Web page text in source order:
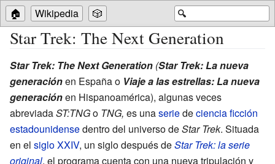
🔍
🏠 Wikipedia 🎲
Star Trek: The Next Generation
Star Trek: The Next Generation (Star Trek: La nueva
generaciónen España o Viaje a las estrellas: La nueva
generaciónen Hispanoamérica), algunas veces
abreviadaST:TNGo TNG, es unaseriedeciencia ficción
estadounidensedentro del universo deStar Trek. Situada
en el siglo XXIV, un siglo después deStar Trek: la serie
original, el programa cuenta con una nueva tripulación y